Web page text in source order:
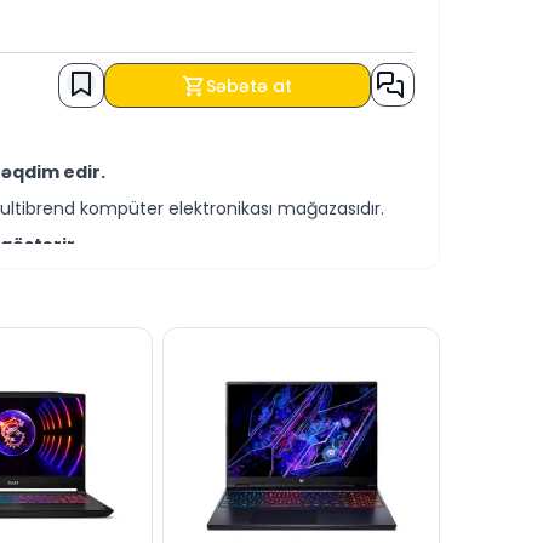
Səbətə at
edir.
kompüter elektronikası mağazasıdır.
şərtləri ilə əldə edə bilərsiniz.
vasitəsilə cavablandırmağa hazırıq.